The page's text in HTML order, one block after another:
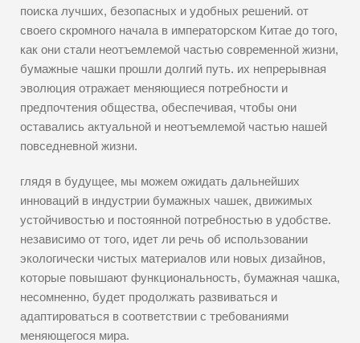
поиска лучших, безопасных и удобных решений. от
своего скромного начала в императорском Китае до того,
как они стали неотъемлемой частью современной жизни,
бумажные чашки прошли долгий путь. их непрерывная
эволюция отражает меняющиеся потребности и
предпочтения общества, обеспечивая, чтобы они
оставались актуальной и неотъемлемой частью нашей
повседневной жизни.
глядя в будущее, мы можем ожидать дальнейших
инноваций в индустрии бумажных чашек, движимых
устойчивостью и постоянной потребностью в удобстве.
независимо от того, идет ли речь об использовании
экологически чистых материалов или новых дизайнов,
которые повышают функциональность, бумажная чашка,
несомненно, будет продолжать развиваться и
адаптироваться в соответствии с требованиями
меняющегося мира.